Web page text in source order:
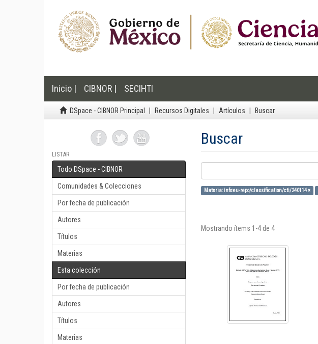
Inicio | CIBNOR | SECIHTI
DSpace - CIBNOR Principal Recursos Digitales Artículos Buscar
LISTAR
Todo DSpace - CIBNOR
Comunidades & Colecciones
Por fecha de publicación
Autores
Títulos
Materias
Esta colección
Por fecha de publicación
Autores
Títulos
Materias
Buscar
Materia: info:eu-repo/classification/cti/240114 ×
Mostrando ítems 1-4 de 4